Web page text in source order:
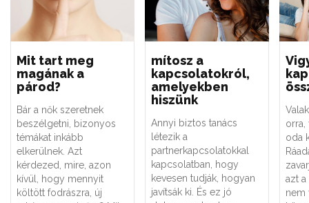
Mit tart meg
magának a
párod?
Bár a nők szeretnek
beszélgetni, bizonyos
témákat inkább
elkerülnek. Azt
kérdezed, mire, azon
kívül, hogy mennyit
költött fodrászra, új
mítosz a
kapcsolatokról,
amelyekben
hiszünk
Annyi biztos tanács
létezik a
partnerkapcsolatokkal
kapcsolatban, hogy
kevesen tudják, hogyan
javítsák ki. És ez jó
orra,
oda
azt a
nem